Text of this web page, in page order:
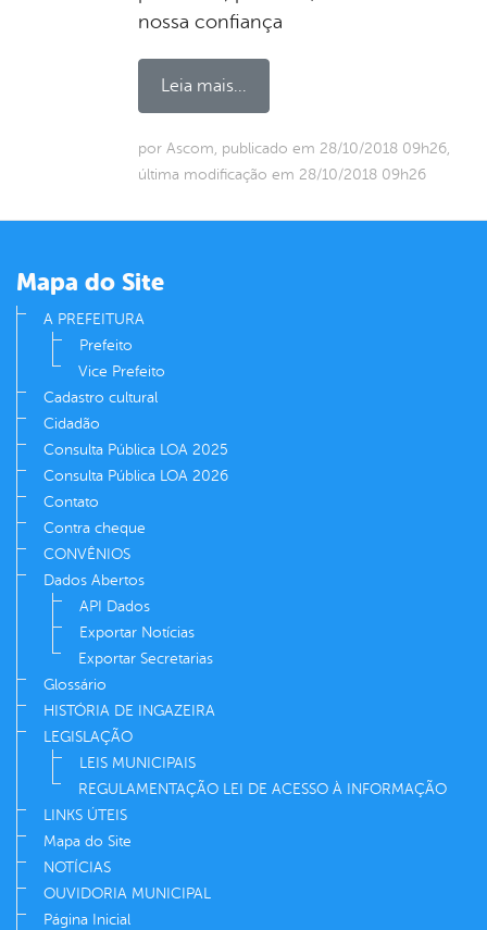
nossa confiança
Leia mais...
por Ascom, publicado em 28/10/2018 09h26,
última modificação em 28/10/2018 09h26
Mapa do Site
A PREFEITURA
Prefeito
Vice Prefeito
Cadastro cultural
Cidadão
Consulta Pública LOA 2025
Consulta Pública LOA 2026
Contato
Contra cheque
CONVÊNIOS
Dados Abertos
API Dados
Exportar Notícias
Exportar Secretarias
Glossário
HISTÓRIA DE INGAZEIRA
LEGISLAÇÃO
LEIS MUNICIPAIS
REGULAMENTAÇÃO LEI DE ACESSO À INFORMAÇÃO
LINKS ÚTEIS
Mapa do Site
NOTÍCIAS
OUVIDORIA MUNICIPAL
Página Inicial